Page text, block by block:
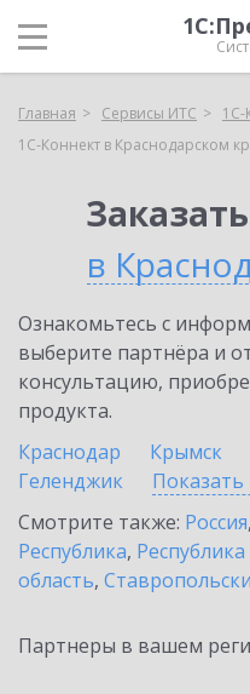
Главная Сервисы ИТС
1С-
1С-Коннект в Краснодарском
в
Ознакомьтесь с
выберите партнёра и
консультацию,
продукта.
Краснодар
Крымск
Геленджик
Показать
Смотрите также: Россия,
Республика,
область,
Партнеры в вашем